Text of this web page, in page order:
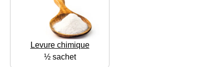
Levure chimique
½ sachet